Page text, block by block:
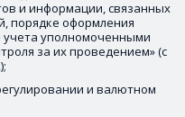
и информации, связанных
порядке оформления
учета уполномоченными
за их проведением» (с
и валютном